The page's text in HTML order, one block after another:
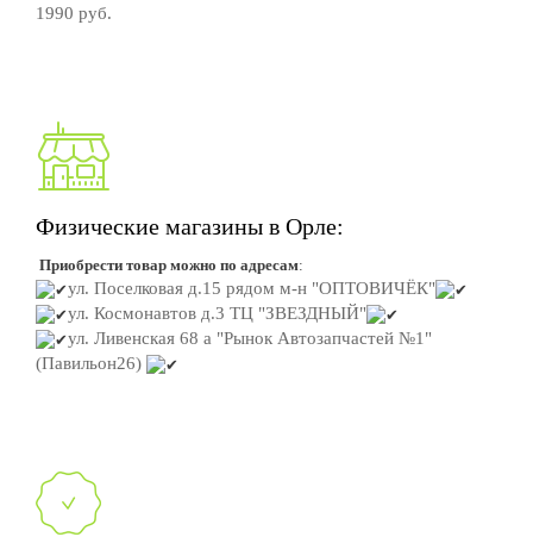
1990 руб.
Физические магазины в Орле:
Приобрести товар можно по адресам:
ул. Поселковая д.15 рядом м-н "ОПТОВИЧЁК"
ул. Космонавтов д.3 ТЦ "ЗВЕЗДНЫЙ"
ул. Ливенская 68 а "Рынок Автозапчастей №1"
(Павильон26)